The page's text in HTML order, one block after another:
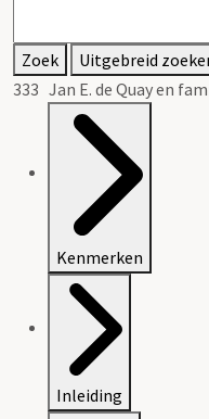
Zoek
Uitgebreid
333 Jan E. de Quay en
Kenmerken
Inleiding